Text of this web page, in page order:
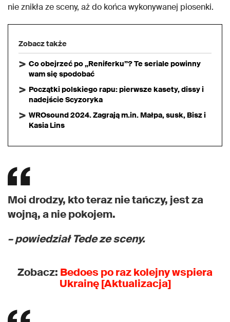
nie znikła ze sceny, aż do końca wykonywanej piosenki.
Zobacz także
Co obejrzeć po „Reniferku”? Te seriale powinny
wam się spodobać
Początki polskiego rapu: pierwsze kasety, dissy i
nadejście Scyzoryka
WROsound 2024. Zagrają m.in. Małpa, susk, Bisz i
Kasia Lins
Moi drodzy, kto teraz nie tańczy, jest za
wojną, a nie pokojem.
– powiedział Tede ze sceny.
Zobacz: Bedoes po raz kolejny wspiera
Ukrainę [Aktualizacja]